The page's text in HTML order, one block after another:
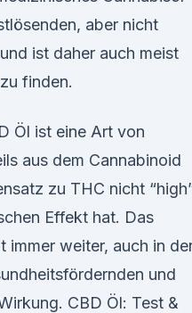
aber nicht
ist daher auch meist
finden.
Öl ist eine Art von
aus dem Cannabinoid
zu THC nicht
Effekt hat. Das
immer weiter, auch in
und
CBD Öl: Test &